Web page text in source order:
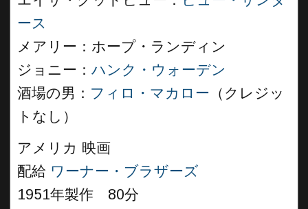
ース
メアリー：ホープ・ランディン
ジョニー： ハンク・ウォーデン
酒場の男： フィロ・マカロー （クレジッ
トなし）
アメリカ 映画
配給 ワーナー・ブラザーズ
1951年製作 80分